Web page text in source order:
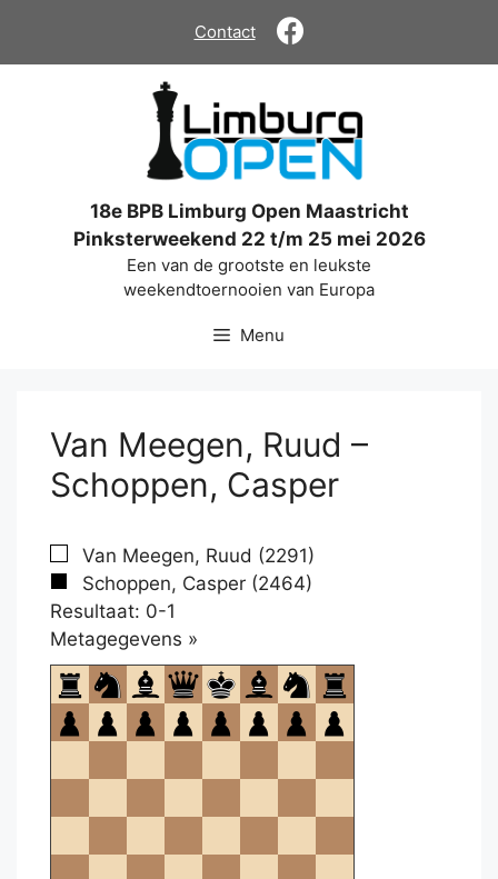
de
Contact
18e BPB Limburg Open Maastricht
Pinksterweekend 22 t/m 25 mei 2026
Een van de grootste en leukste
weekendtoernooien van Europa
Menu
Van Meegen, Ruud –
Schoppen, Casper
Van Meegen, Ruud (2291)
Schoppen, Casper (2464)
Resultaat: 0-1
Metagegevens »
om
te
openen.